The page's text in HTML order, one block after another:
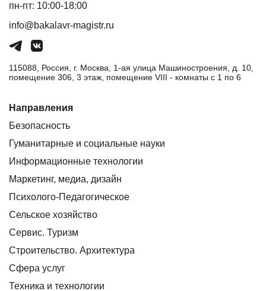
пн-пт: 10:00-18:00
info@bakalavr-magistr.ru
115088, Россия, г. Москва, 1-ая улица Машиностроения, д. 10,
помещение 306, 3 этаж, помещение VIII - комнаты с 1 по 6
Направления
Безопасность
Гуманитарные и социальные науки
Информационные технологии
Маркетинг, медиа, дизайн
Психолого-Педагогическое
Сельское хозяйство
Сервис. Туризм
Строительство. Архитектура
Сфера услуг
Техника и технологии